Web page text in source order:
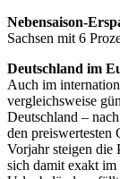
Nebensaison-
Sachsen mit 6
Deutschland im
Auch im
vergleichsweise
Deutschland –
den preiswertesten
Vorjahr steigen die
sich damit exakt im